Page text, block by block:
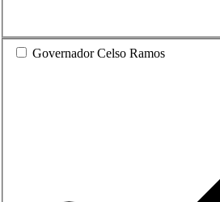
Governador Celso Ramos